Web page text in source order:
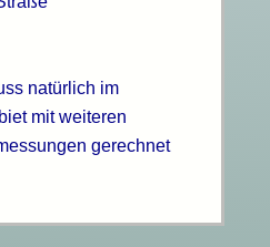
natürlich im
mit weiteren
gerechnet